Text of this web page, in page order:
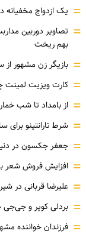
= یک ازدواج مخفیانه
= تصاویر دوربین
بهم ریخت
= بازیگر زن مشهور
= کارت ویزیت
= از بامداد تا شب خمار
= شرط تارانتینو برای
= جعفر جکسون در
= افزایش فروش شعر با
= علیرضا قربانی در
= بردلی کوپر و جی‌جی
= فرزندان خواننده